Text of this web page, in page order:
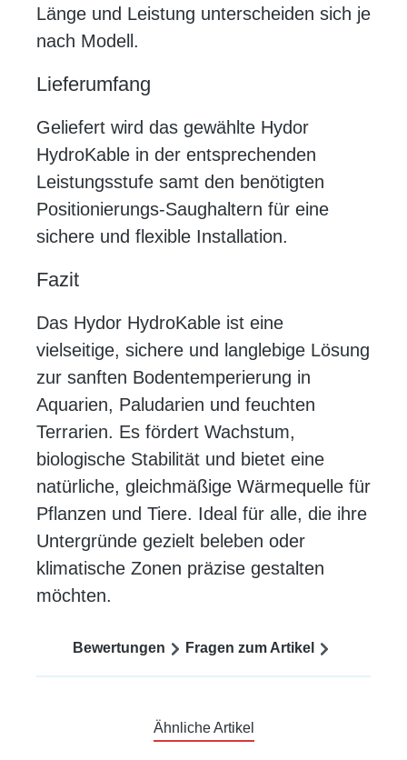
Länge und Leistung unterscheiden sich je
nach Modell.
Lieferumfang
Geliefert wird das gewählte Hydor
HydroKable in der entsprechenden
Leistungsstufe samt den benötigten
Positionierungs-Saughaltern für eine
sichere und flexible Installation.
Fazit
Das Hydor HydroKable ist eine
vielseitige, sichere und langlebige Lösung
zur sanften Bodentemperierung in
Aquarien, Paludarien und feuchten
Terrarien. Es fördert Wachstum,
biologische Stabilität und bietet eine
natürliche, gleichmäßige Wärmequelle für
Pflanzen und Tiere. Ideal für alle, die ihre
Untergründe gezielt beleben oder
klimatische Zonen präzise gestalten
möchten.
Bewertungen Fragen zum Artikel
Ähnliche Artikel